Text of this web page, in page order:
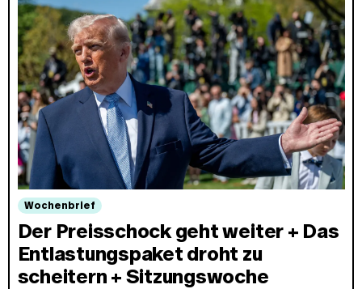
Wochenbrief
Der Preisschock geht weiter + Das
Entlastungspaket droht zu
scheitern + Sitzungswoche